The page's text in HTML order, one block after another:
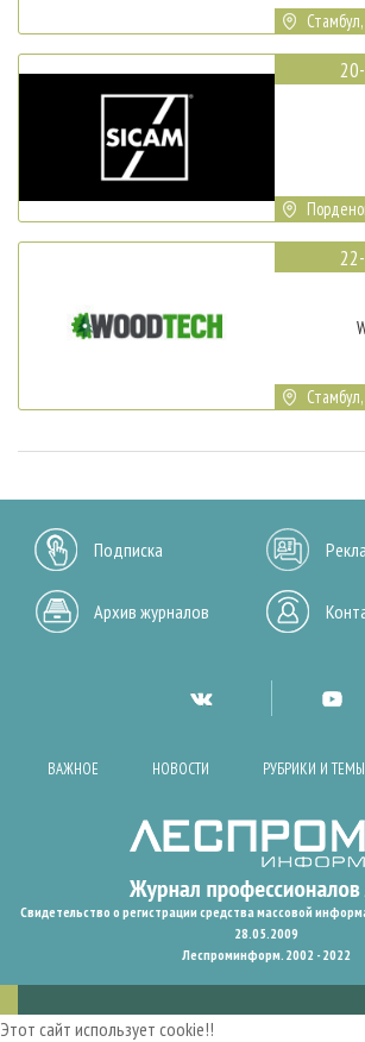
Подписка
Архив журналов
ВАЖНОЕ НОВОСТИ РУБРИКИ И ТЕМЫ
Свидетельство о регистрации средства массовой
28.05.2009
Леспроминформ. 2002 - 2022
Этот сайт использует cookie!!